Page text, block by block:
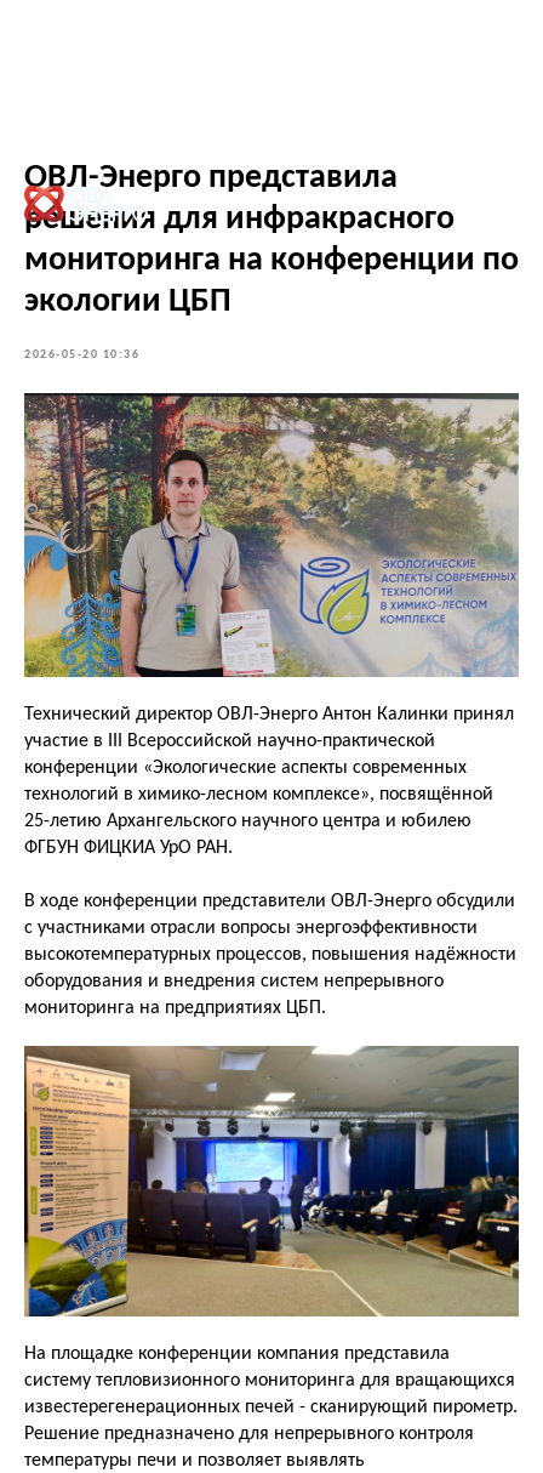
ОВЛ-Энерго представила
решения для инфракрасного
мониторинга на конференции по
экологии ЦБП
2026-05-20 10:36
Технический директор ОВЛ-Энерго Антон Калинки принял
участие в III Всероссийской научно-практической
конференции «Экологические аспекты современных
технологий в химико-лесном комплексе», посвящённой
25-летию Архангельского научного центра и юбилею
ФГБУН ФИЦКИА УрО РАН.
В ходе конференции представители ОВЛ-Энерго обсудили
с участниками отрасли вопросы энергоэффективности
высокотемпературных процессов, повышения надёжности
оборудования и внедрения систем непрерывного
мониторинга на предприятиях ЦБП.
На площадке конференции компания представила
систему тепловизионного мониторинга для вращающихся
известерегенерационных печей - сканирующий пирометр.
Решение предназначено для непрерывного контроля
температуры печи и позволяет выявлять